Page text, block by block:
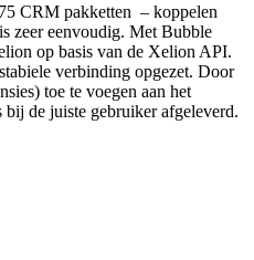
CRM pakketten – koppelen
zeer eenvoudig. Met Bubble
op basis van de Xelion API.
verbinding opgezet. Door
toe te voegen aan het
de juiste gebruiker afgeleverd.